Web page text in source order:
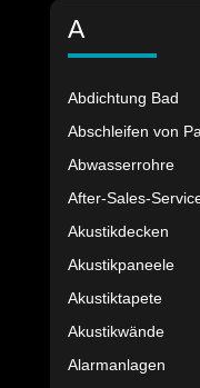
A
Abdichtung Bad
Abschleifen von
Abwasserrohre
After-Sales-
Akustikdecken
Akustikpaneele
Akustiktapete
Akustikwände
Alarmanlagen